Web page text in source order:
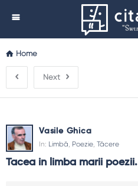
Home
Next
Vasile Ghica
In: Limbă, Poezie, Tăcere
Tacea in limba marii poezii.